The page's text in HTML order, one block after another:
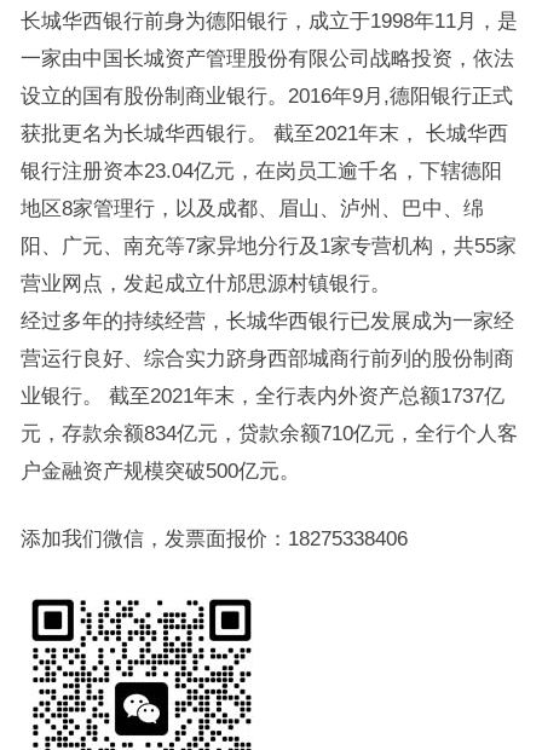
长城华西银行前身为德阳银行，成立于1998年11月，是
一家由中国长城资产管理股份有限公司战略投资，依法
设立的国有股份制商业银行。2016年9月,德阳银行正式
获批更名为长城华西银行。 截至2021年末， 长城华西
银行注册资本23.04亿元，在岗员工逾千名，下辖德阳
地区8家管理行，以及成都、眉山、泸州、巴中、绵
阳、广元、南充等7家异地分行及1家专营机构，共55家
营业网点，发起成立什邡思源村镇银行。
经过多年的持续经营，长城华西银行已发展成为一家经
营运行良好、综合实力跻身西部城商行前列的股份制商
业银行。 截至2021年末，全行表内外资产总额1737亿
元，存款余额834亿元，贷款余额710亿元，全行个人客
户金融资产规模突破500亿元。
添加我们微信，发票面报价：18275338406